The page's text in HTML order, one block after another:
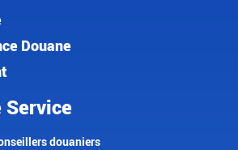
Douane
Service
douaniers